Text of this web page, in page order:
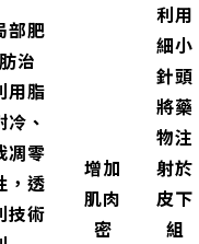
部肥
治
用脂
、
凋零
，透
技術
增加
肌肉
密
利用
細小
針頭
將藥
物注
射於
皮下
組